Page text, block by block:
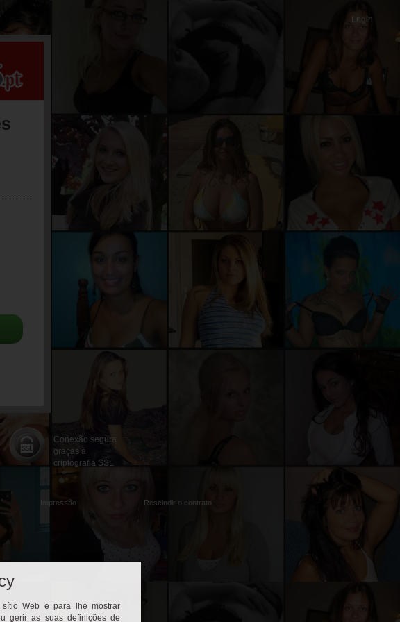
Login
Conexão segura
graças à
criptografia SSL
Impressão
Rescindir o contrato
Web e para lhe mostrar
gerir as suas definições de